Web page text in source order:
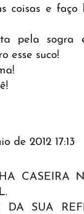
coisas e
pela sogra
esse suco!
de 2012 17:13
CASEIRA
DA SUA